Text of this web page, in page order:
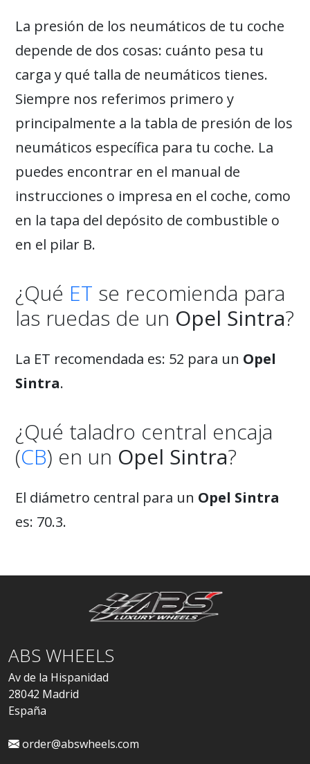
La presión de los neumáticos de tu coche
depende de dos cosas: cuánto pesa tu
carga y qué talla de neumáticos tienes.
Siempre nos referimos primero y
principalmente a la tabla de presión de los
neumáticos específica para tu coche. La
puedes encontrar en el manual de
instrucciones o impresa en el coche, como
en la tapa del depósito de combustible o
en el pilar B.
¿Qué ET se recomienda para
las ruedas de un Opel Sintra?
La ET recomendada es: 52 para un Opel
Sintra.
¿Qué taladro central encaja
(CB) en un Opel Sintra?
El diámetro central para un Opel Sintra
es: 70.3.
ABS WHEELS
Av de la Hispanidad
28042 Madrid
España
order@abswheels.com